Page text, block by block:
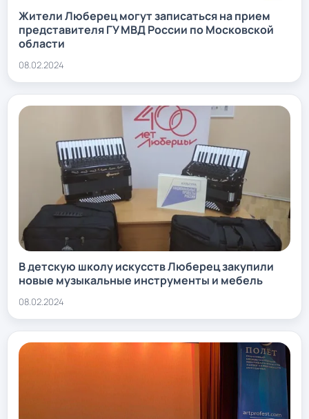
Жители Люберец могут записаться на прием
представителя ГУ МВД России по Московской
области
08.02.2024
В детскую школу искусств Люберец закупили
новые музыкальные инструменты и мебель
08.02.2024